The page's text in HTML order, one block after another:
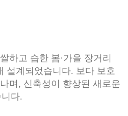
하고 습한 봄·가을 장거리
설계되었습니다. 보다 보호
며, 신축성이 향상된 새로운
다.